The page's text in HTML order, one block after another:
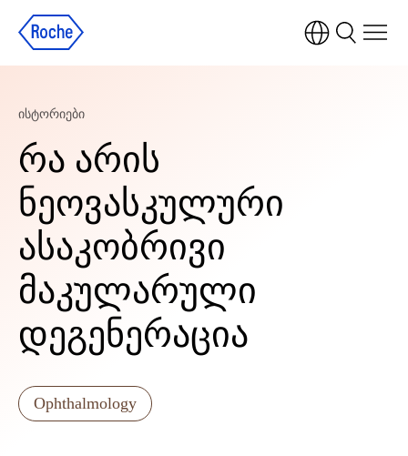
ისტორიები
რა არის
ნეოვასკულური
ასაკობრივი
მაკულარული
დეგენერაცია
Ophthalmology